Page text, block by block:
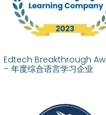
Edtech Breakthrough
– 年度综合语言学习企业